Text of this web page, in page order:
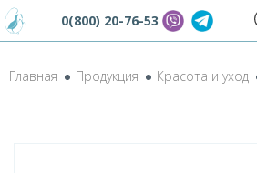
0(800) 20-76-53
Главная Продукция Красота и уход